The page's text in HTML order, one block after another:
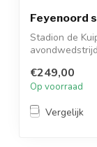
Feyenoord
Stadion de
€249,00
Op voorraad
Vergelijk